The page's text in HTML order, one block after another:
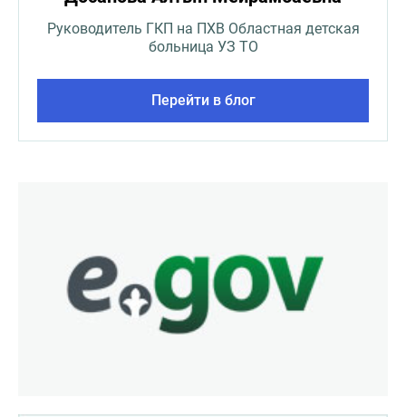
Руководитель ГКП на ПХВ Областная детская
больница УЗ ТО
Перейти в блог